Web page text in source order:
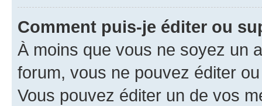
Comment puis-je éditer ou
À moins que vous ne soyez un
forum, vous ne pouvez éditer
Vous pouvez éditer un de vos